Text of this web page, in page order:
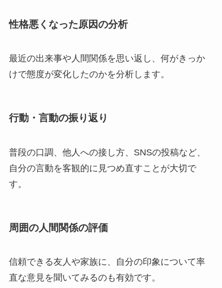
性格悪くなった原因の分析
最近の出来事や人間関係を思い返し、何がきっか
けで態度が変化したのかを分析します。
行動・言動の振り返り
普段の口調、他人への接し方、SNSの投稿など、
自分の言動を客観的に見つめ直すことが大切で
す。
周囲の人間関係の評価
信頼できる友人や家族に、自分の印象について率
直な意見を聞いてみるのも有効です。